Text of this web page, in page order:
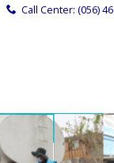
Call Center: (056)